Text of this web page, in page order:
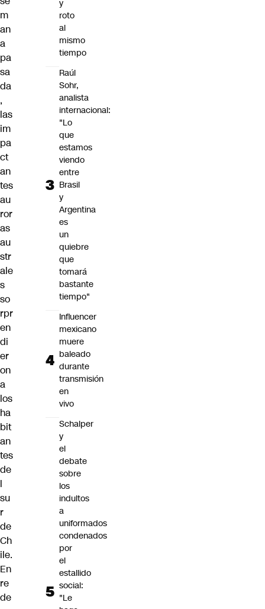
m
an
a
pa
sa
da
,
las
im
pa
ct
an
tes
au
ror
as
au
str
ale
s
so
rpr
en
di
er
on
a
los
ha
bit
an
tes
de
l
su
r
de
Ch
ile.
En
re
de
y
roto
al
mismo
tiempo
Raúl
Sohr,
analista
internacional:
"Lo
que
estamos
viendo
entre
Brasil
y
Argentina
es
un
quiebre
que
tomará
bastante
tiempo"
Influencer
mexicano
muere
baleado
durante
transmisión
en
vivo
Schalper
y
el
debate
sobre
los
indultos
a
uniformados
condenados
por
el
estallido
social:
"Le